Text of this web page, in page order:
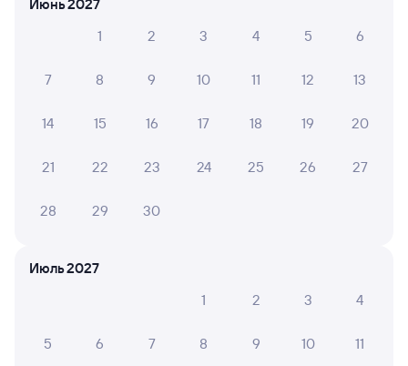
будет составлять 12 323 рубля.
на поезд РЖД Залари — Янаул в плацкартном вагоне
Инструкция по приобретению билетов
Способы оплаты
Правила работы сервиса
Отели
Железнодорожные билеты в Янаул
Июнь 2027
1
2 3 4 5 6
7 8 9 10 11 12 13
14 15 16 17 18 19 20
21 22 23 24 25 26 27
28 29 30
Июль 2027
1
2 3 4
5 6 7 8 9 10 11